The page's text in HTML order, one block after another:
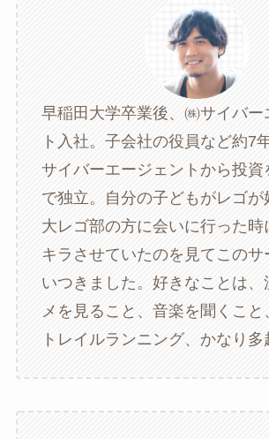
早稲田大学卒業後、㈱サイバー
ト入社。子会社の役員など約7
サイバーエージェントから投資
で独立。自分の子どもがレゴが
大レゴ部の方に会いに行った時
キラさせていたのを見てこのサ
いつきました。好きなことは、
メを見ること、音楽を聞くこと
トレイルランニング、かなり多